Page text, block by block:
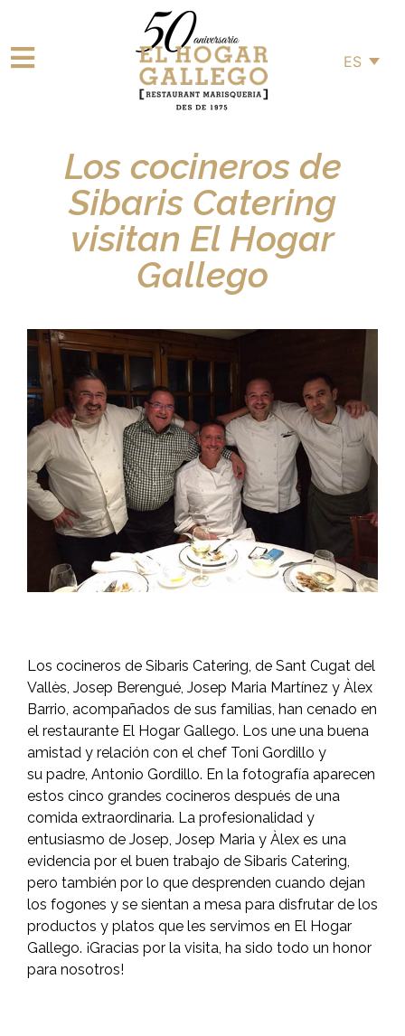
ES
Los cocineros de
Sibaris Catering
visitan El Hogar
Gallego
Los cocineros de Sibaris Catering, de Sant Cugat del
Vallès, Josep Berengué, Josep Maria Martínez y Àlex
Barrio, acompañados de sus familias, han cenado en
el restaurante El Hogar Gallego. Los une una buena
amistad y relación con el chef Toni Gordillo y
su padre, Antonio Gordillo. En la fotografía aparecen
estos cinco grandes cocineros después de una
comida extraordinaria. La profesionalidad y
entusiasmo de Josep, Josep Maria y Àlex es una
evidencia por el buen trabajo de Sibaris Catering,
pero también por lo que desprenden cuando dejan
los fogones y se sientan a mesa para disfrutar de los
productos y platos que les servimos en El Hogar
Gallego. ¡Gracias por la visita, ha sido todo un honor
para nosotros!